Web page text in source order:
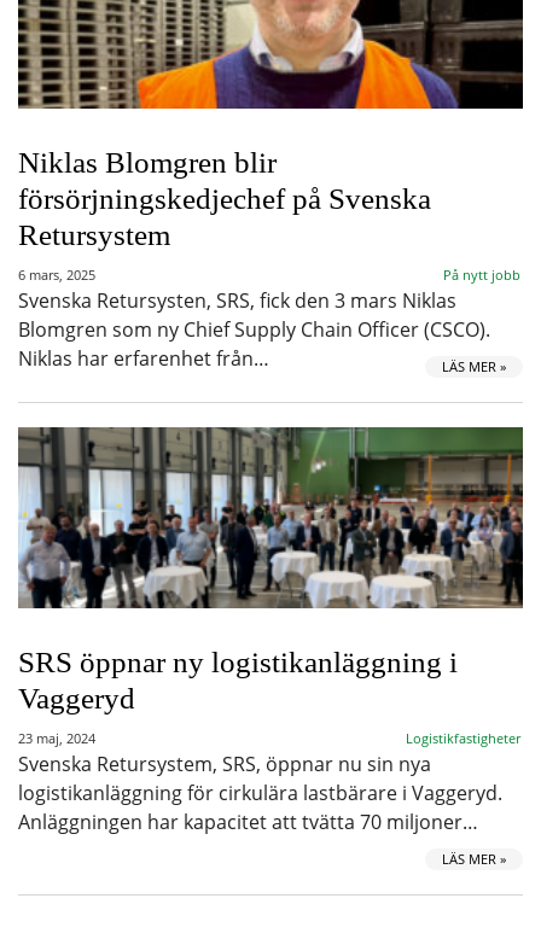
Niklas Blomgren blir
försörjningskedjechef på Svenska
Retursystem
6 mars, 2025 På nytt jobb
Svenska Retursysten, SRS, fick den 3 mars Niklas
Blomgren som ny Chief Supply Chain Officer (CSCO).
Niklas har erfarenhet från…
LÄS MER »
SRS öppnar ny logistikanläggning i
Vaggeryd
23 maj, 2024 Logistikfastigheter
Svenska Retursystem, SRS, öppnar nu sin nya
logistikanläggning för cirkulära lastbärare i Vaggeryd.
Anläggningen har kapacitet att tvätta 70 miljoner…
LÄS MER »